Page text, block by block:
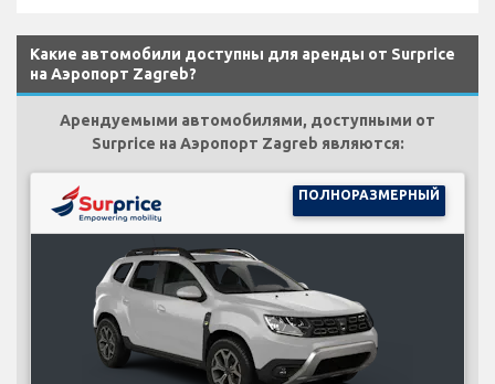
Какие автомобили доступны для аренды от Surprice
на Аэропорт Zagreb?
Арендуемыми автомобилями, доступными от
Surprice на Аэропорт Zagreb являются:
ПОЛНОРАЗМЕРНЫЙ